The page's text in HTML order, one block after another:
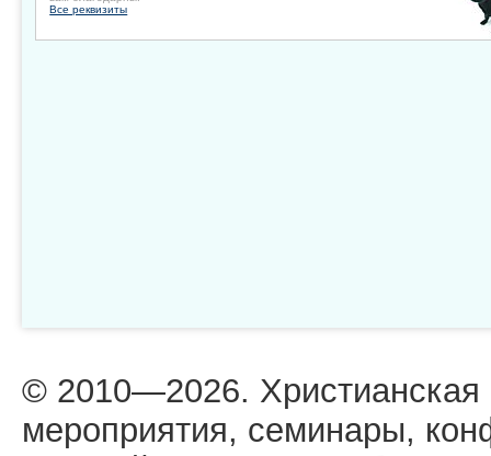
Все реквизиты
© 2010—2026.
мероприятия, семинары,